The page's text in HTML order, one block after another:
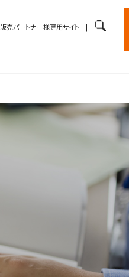
販売パートナー様専用サイト